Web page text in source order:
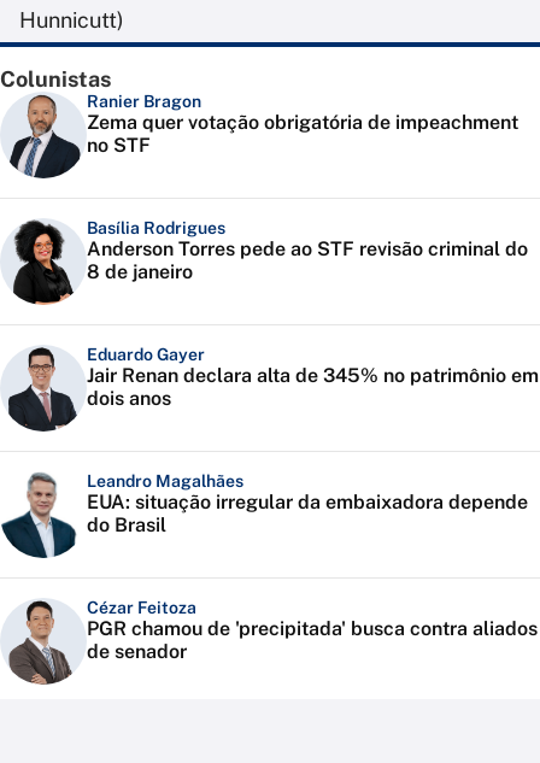
Hunnicutt)
Colunistas
Ranier Bragon
Zema quer votação obrigatória de impeachment
no STF
Basília Rodrigues
Anderson Torres pede ao STF revisão criminal do
8 de janeiro
Eduardo Gayer
Jair Renan declara alta de 345% no patrimônio em
dois anos
Leandro Magalhães
EUA: situação irregular da embaixadora depende
do Brasil
Cézar Feitoza
PGR chamou de 'precipitada' busca contra aliados
de senador